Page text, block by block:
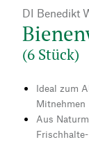
DI Benedikt
(6 Stück)
Ideal zum
Mitnehmen
Aus